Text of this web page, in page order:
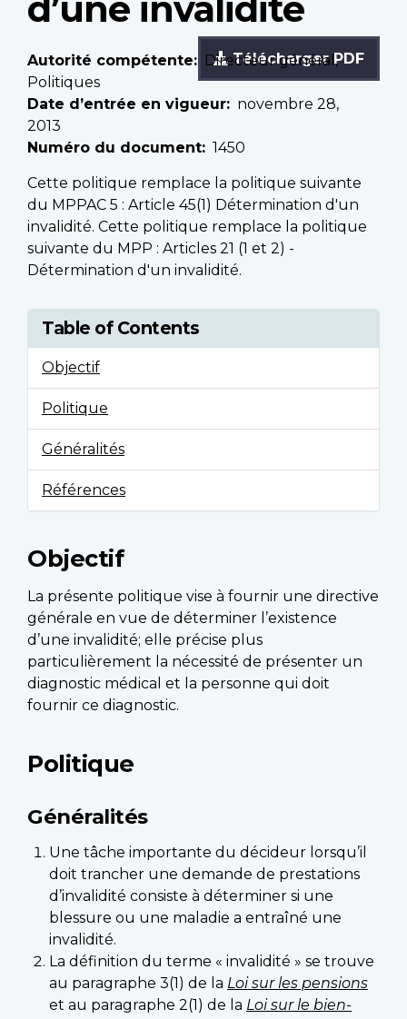
d’une invalidité
Télécharger PDF
Autorité compétente
Directeur général,
Politiques
Date d’entrée en vigueur
novembre 28,
2013
Numéro du document
1450
Cette politique remplace la politique suivante
du MPPAC 5 : Article 45(1) Détermination d'un
invalidité. Cette politique remplace la politique
suivante du MPP : Articles 21 (1 et 2) -
Détermination d'un invalidité.
Table of Contents
Objectif
Politique
Généralités
Références
Objectif
La présente politique vise à fournir une directive
générale en vue de déterminer l’existence
d’une invalidité; elle précise plus
particulièrement la nécessité de présenter un
diagnostic médical et la personne qui doit
fournir ce diagnostic.
Politique
Généralités
Une tâche importante du décideur lorsqu’il
doit trancher une demande de prestations
d’invalidité consiste à déterminer si une
blessure ou une maladie a entraîné une
invalidité.
La définition du terme « invalidité » se trouve
au paragraphe 3(1) de la Loi sur les pensions
et au paragraphe 2(1) de la Loi sur le bien-